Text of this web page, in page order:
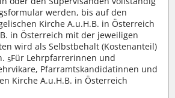
werden, bis auf den
Kirche A.u.H.B. in Österreich
in Österreich mit der jeweiligen
wird als Selbstbehalt (Kostenanteil)
5Für Lehrpfarrerinnen und
Pfarramtskandidatinnen und
Kirche A.u.H.B. in Österreich